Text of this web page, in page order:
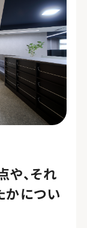
や、それ
かについ